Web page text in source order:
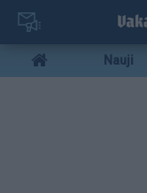
Pereiti
pagrindinį
turinį
Mobile
menu
Nauji